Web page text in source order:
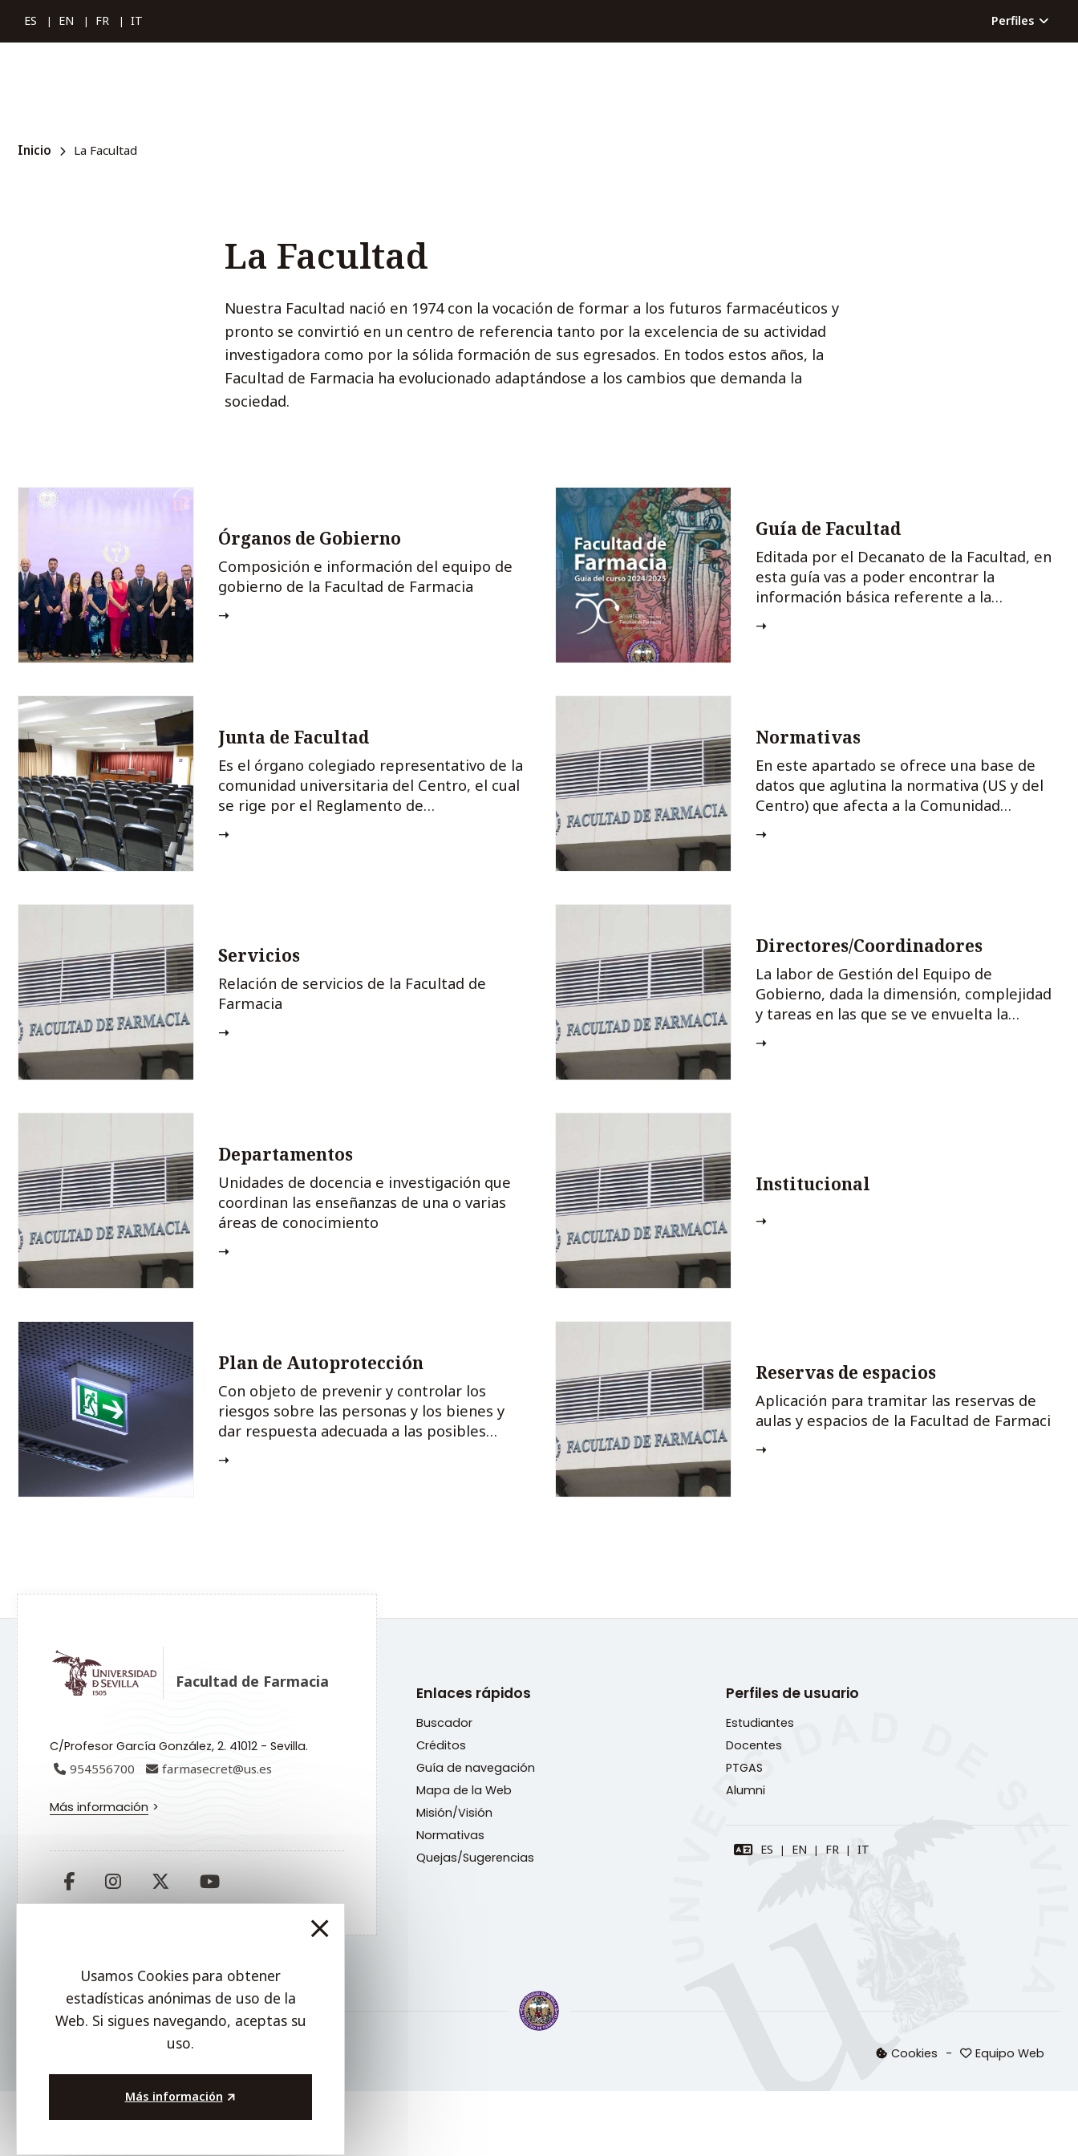
Perfiles
Inicio La Facultad
La Facultad
Nuestra Facultad nació en 1974 con la vocación de formar a los futuros farmacéuticos y
pronto se convirtió en un centro de referencia tanto por la excelencia de su actividad
investigadora como por la sólida formación de sus egresados. En todos estos años, la
Facultad de Farmacia ha evolucionado adaptándose a los cambios que demanda la
sociedad.
Órganos de Gobierno
Composición e información del equipo de
gobierno de la Facultad de Farmacia
Guía de Facultad
Editada por el Decanato de la Facultad, en
esta guía vas a poder encontrar la
información básica referente a la
Junta de Facultad
Es el órgano colegiado representativo de la
comunidad universitaria del Centro, el cual
se rige por el Reglamento de
Normativas
En este apartado se ofrece una base de
datos que aglutina la normativa (US y del
Centro) que afecta a la Comunidad
Servicios
Relación de servicios de la Facultad de
Farmacia
Directores/Coordinadores
La labor de Gestión del Equipo de
Gobierno, dada la dimensión, complejidad
y tareas en las que se ve envuelta la
Departamentos
Unidades de docencia e investigación que
coordinan las enseñanzas de una o varias
áreas de conocimiento
Institucional
Plan de Autoprotección
Con objeto de prevenir y controlar los
riesgos sobre las personas y los bienes y
dar respuesta adecuada a las posibles
Reservas de espacios
Aplicación para tramitar las reservas de
aulas y espacios de la Facultad de Farmaci
Facultad de Farmacia
C/Profesor García González, 2. 41012 - Sevilla.
954556700
farmasecret@us.es
Más información
Enlaces rápidos
Buscador
Créditos
Guía de navegación
Mapa de la Web
Misión/Visión
Normativas
Quejas/Sugerencias
Perfiles de usuario
Estudiantes
Docentes
PTGAS
Alumni
Cookies Equipo Web
Usamos Cookies para obtener
estadísticas anónimas de uso de la
Web. Si sigues navegando, aceptas su
uso.
Más información
.